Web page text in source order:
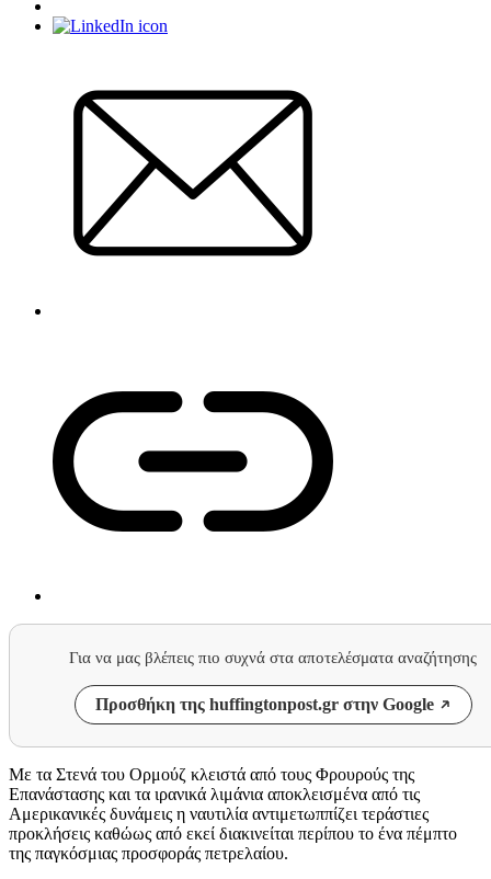
Για να μας βλέπεις πιο συχνά στα αποτελέσματα αναζήτησης
Προσθήκη της huffingtonpost.gr στην Google
Με τα Στενά του Ορμούζ κλειστά από τους Φρουρούς της
Επανάστασης και τα ιρανικά λιμάνια αποκλεισμένα από τις
Αμερικανικές δυνάμεις η ναυτιλία αντιμετωππίζει τεράστιες
προκλήσεις καθώως από εκεί διακινείται περίπου το ένα πέμπτο
της παγκόσμιας προσφοράς πετρελαίου.